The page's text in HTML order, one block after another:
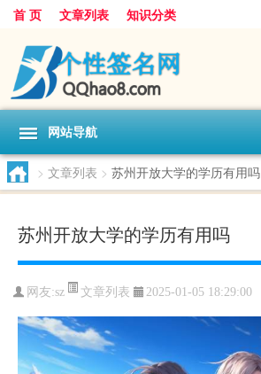
首 页 文章列表 知识分类
网站导航
> 文章列表 > 苏州开放大学的学历有用吗
苏州开放大学的学历有用吗
网友:sz 文章列表 2025-01-05 18:29:00